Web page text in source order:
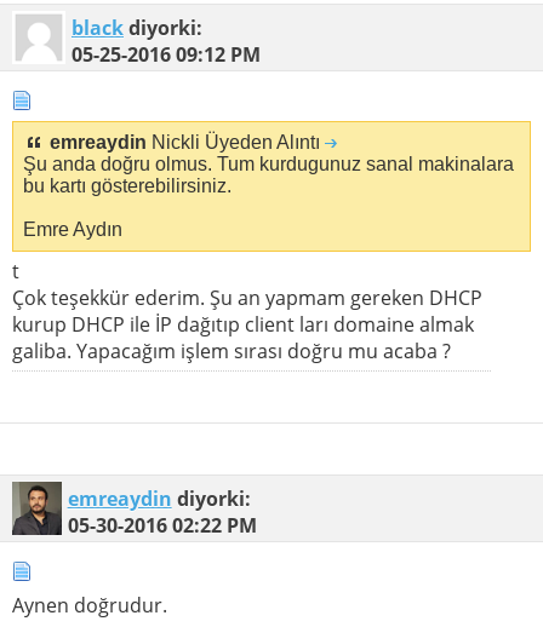
blackdiyorki:
05-25-201609:12 PM
emreaydin Nickli Üyeden Alıntı
Şu anda doğru olmus. Tum kurdugunuz sanal makinalara
bu kartı gösterebilirsiniz.
Emre Aydın
t
Çok teşekkür ederim. Şu an yapmam gereken DHCP
kurup DHCP ile İP dağıtıp client ları domaine almak
galiba. Yapacağım işlem sırası doğru mu acaba ?
emreaydin diyorki:
05-30-201602:22 PM
Aynen doğrudur.